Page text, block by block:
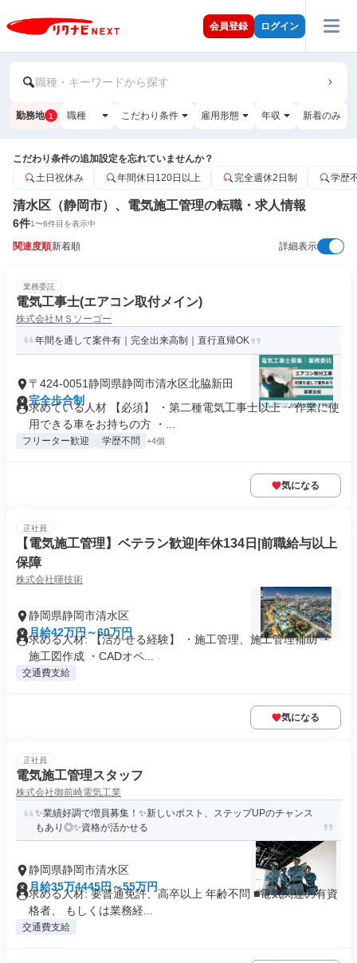
会員登録 ログイン
職種・キーワードから探す
勤務地 1 職種 こだわり条件 雇用形態 年収 新着のみ
こだわり条件の追加設定を忘れていませんか？
土日祝休み
年間休日120日以上 完全週休2日制 学歴
清水区（静岡市）、電気施工管理の転職・求人情報
6件1〜6件目を表示中
関連度順新着順 詳細表示
業務委託
電気工事士(エアコン取付メイン)
株式会社ＭＳソーゴー
年間を通して案件有｜完全出来高制｜直行直帰OK
〒424-0051静岡県静岡市清水区北脇新田
完全歩合制
求めている人材 【必須】 ・第二種電気工事士以上 ・作業に使
用できる車をお持ちの方 ・...
フリーター歓迎 学歴不問 +4個
気になる
正社員
【電気施工管理】ベテラン歓迎|年休134日|前職給与以上
保障
株式会社暉技術
静岡県静岡市清水区
月給42万円～60万円
求める人材: 【活かせる経験】 ・施工管理、施工管理補助 ・
施工図作成 ・CADオペ...
交通費支給
気になる
正社員
電気施工管理スタッフ
株式会社御前崎電気工業
✨業績好調で増員募集！✨新しいポスト、ステップUPのチャンス
もあり◎✨資格が活かせる
静岡県静岡市清水区
月給35万4445円～55万円
求める人材: 要普通免許、高卒以上 年齢不問 ■電気関連の有資
格者、 もしくは業務経...
交通費支給